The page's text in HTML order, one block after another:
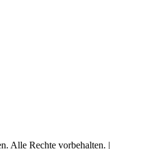
Alle Rechte vorbehalten. |